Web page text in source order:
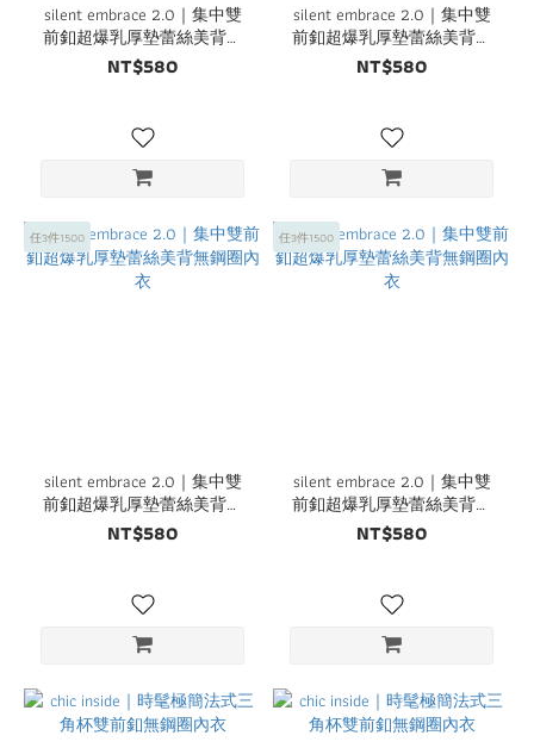
silent embrace 2.0｜集中雙
前釦超爆乳厚墊蕾絲美背無
鋼圈內衣
NT$580
silent embrace 2.0｜集中雙
前釦超爆乳厚墊蕾絲美背無
鋼圈內衣
NT$580
任3件1500
silent embrace 2.0｜集中雙
前釦超爆乳厚墊蕾絲美背無
鋼圈內衣
NT$580
任3件1500
silent embrace 2.0｜集中雙
前釦超爆乳厚墊蕾絲美背無
鋼圈內衣
NT$580